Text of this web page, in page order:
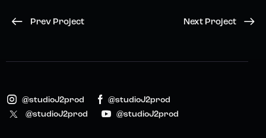
Prev Project Next Project
@studioJ2prod
@studioJ2prod
@studioJ2prod
@studioJ2prod